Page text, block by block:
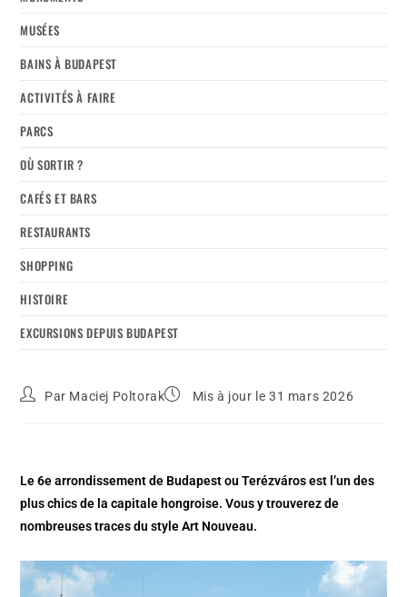
MUSÉES
BAINS À BUDAPEST
ACTIVITÉS À FAIRE
PARCS
OÙ SORTIR ?
CAFÉS ET BARS
RESTAURANTS
SHOPPING
HISTOIRE
EXCURSIONS DEPUIS BUDAPEST
Par Maciej Poltorak Mis à jour le 31 mars 2026
Le 6e arrondissement de Budapest ou Terézváros est l’un des
plus chics de la capitale hongroise. Vous y trouverez de
nombreuses traces du style Art Nouveau.